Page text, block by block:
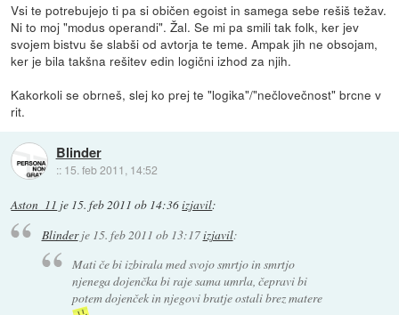
Vsi te potrebujejo ti pa si običen egoist in samega sebe rešiš težav.
Ni to moj "modus operandi". Žal. Se mi pa smili tak folk, ker jev
svojem bistvu še slabši od avtorja te teme. Ampak jih ne obsojam,
ker je bila takšna rešitev edin logični izhod za njih.
Kakorkoli se obrneš, slej ko prej te "logika"/"nečlovečnost" brcne v
rit.
Blinder
:: 15. feb 2011, 14:52
Aston_11 je 15. feb 2011 ob 14:36izjavil:
Blinderje 15. feb 2011 ob 13:17izjavil:
Mati če bi izbirala med svojo smrtjo in smrtjo
njenega dojenčka bi raje sama umrla, čepravi bi
potem dojenček in njegovi bratje ostali brez matere